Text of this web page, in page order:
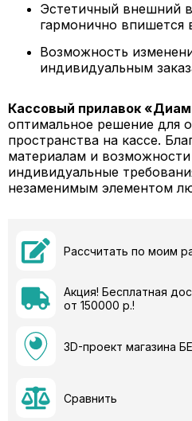
Эстетичный внешний
гармонично впишется
Возможность
индивидуальным
Кассовый прилавок
оптимальное решение для
пространства на кассе.
материалам и
индивидуальные
незаменимым элементом
Рассчитать по моим
Акция! Бесплатная
от 150000 р.!
3D-проект магазина
Сравнить